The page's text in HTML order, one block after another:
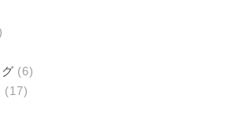
(6)
(17)